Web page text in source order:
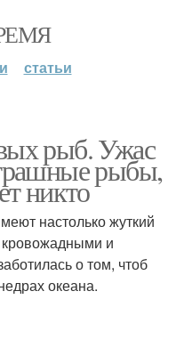
статьи
рыб. Ужас
рыбы,
никто
настолько жуткий
кровожадными и
о том, чтоб
океана.